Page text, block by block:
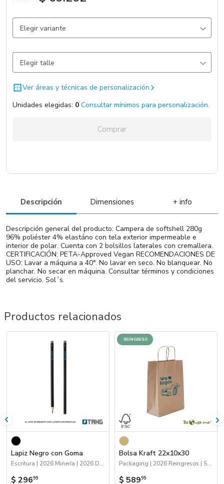
Elegir variante
Azul 865 un.
Negro 283 un.
Elegir talle
Total:
Ver áreas y técnicas de personalización
Unidades elegidas: 0 Consultar mínimos para personalización.
Comprar
Descripción Dimensiones + info
Descripción general del producto: Campera de softshell 280g
96% poliéster 4% elastáno con tela exterior impermeable e
interior de polar. Cuenta con 2 bolsillos laterales con cremallera.
CERTIFICACIÓN: PETA-Approved Vegan RECOMENDACIONES DE
USO: Lavar a máquina a 40°. No lavar en seco. No blanquear. No
planchar. No secar en máquina. Consultar términos y condiciones
del servicio. Sol´s.
Productos relacionados
Lapiz Negro con Goma
Escritura | 2026 Minería | 2026 Día de la Niñez
$ 29699
REINGRESO
Bolsa Kraft 22x10x30
Packaging | 2026 Reingresos | Sustentables | Bolsas y Tote Bags
$ 58999